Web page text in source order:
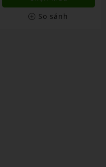
So sánh